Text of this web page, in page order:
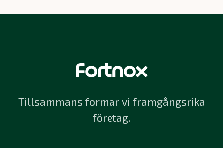
Tillsammans formar vi framgångsrika
företag.